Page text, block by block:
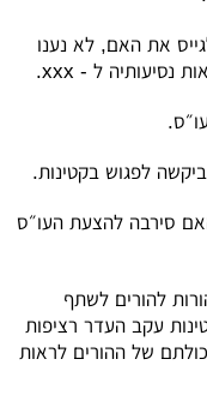
את האם, לא נענו
נסיעותיה ל - xxx
.
לפגוש בקטינות.
סירבה להצעת העו״ס
להורים לשתף
עקב העדר רציפות
של ההורים לראות